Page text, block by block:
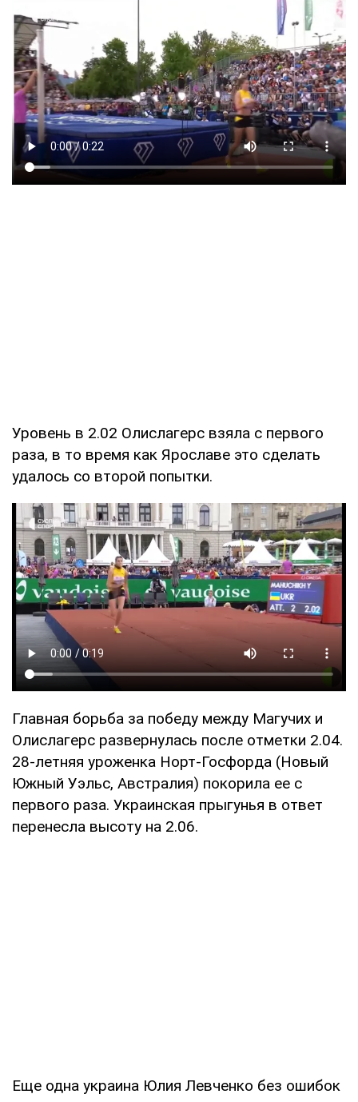
Уровень в 2.02 Олислагерс взяла с первого
раза, в то время как Ярославе это сделать
удалось со второй попытки.
Главная борьба за победу между Магучих и
Олислагерс развернулась после отметки 2.04.
28-летняя уроженка Норт-Госфорда (Новый
Южный Уэльс, Австралия) покорила ее с
первого раза. Украинская прыгунья в ответ
перенесла высоту на 2.06.
Еще одна украина Юлия Левченко без ошибок